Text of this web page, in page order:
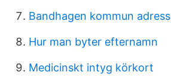
Bandhagen kommun adress
Hur man byter efternamn
Medicinskt intyg körkort